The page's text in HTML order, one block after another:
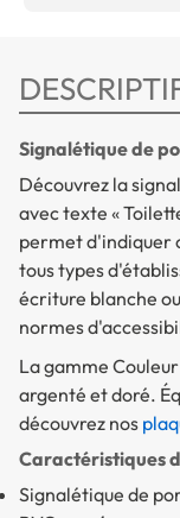
Signalétique de
Découvrez la
avec texte «
permet d'indiquer
tous types
écriture blanche
normes
La gamme
argenté et doré.
découvrez nos
Caractéristiques
Signalétique de